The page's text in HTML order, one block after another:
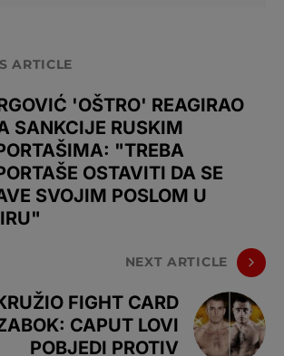
ARTICLE
'OŠTRO' REAGIRAO
SANKCIJE RUSKIM
"TREBA
OSTAVITI DA SE
SVOJIM POSLOM U
NEXT ARTICLE
FIGHT CARD
CAPUT LOVI
POBJEDI PROTIV